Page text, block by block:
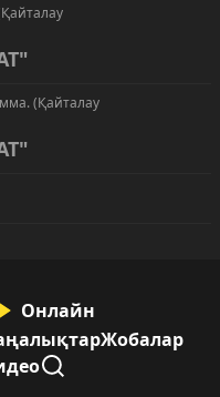
(Қайталау
Онлайн
Жобалар